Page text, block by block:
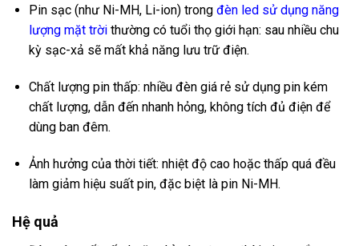
Pin sạc (như Ni-MH, Li-ion) trong đèn led sử dụng năng
lượng mặt trờithường có tuổi thọ giới hạn: sau nhiều chu
kỳ sạc-xả sẽ mất khả năng lưu trữ điện.
Chất lượng pin thấp: nhiều đèn giá rẻ sử dụng pin kém
chất lượng, dẫn đến nhanh hỏng, không tích đủ điện để
dùng ban đêm.
Ảnh hưởng của thời tiết: nhiệt độ cao hoặc thấp quá đều
làm giảm hiệu suất pin, đặc biệt là pin Ni-MH.
Hệ quả